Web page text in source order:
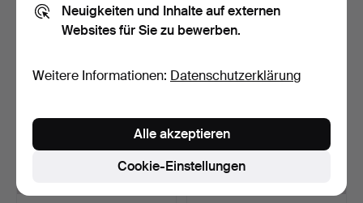
373 USD 140 USD
Neuigkeiten und Inhalte auf externen
Websites für Sie zu bewerben.
Weitere Informationen: Datenschutzerklärung
Cookie-Einstellungen
Alle akzeptieren